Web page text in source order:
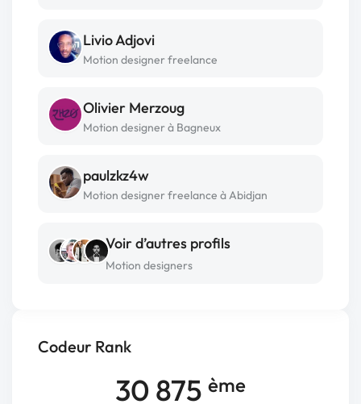
Codeur Rank
30 875 ème
Livio Adjovi
Motion designer freelance
Olivier Merzoug
Motion designer à Bagneux
paulzkz4w
Motion designer freelance à Abidjan
Voir d’autres profils
Motion designers